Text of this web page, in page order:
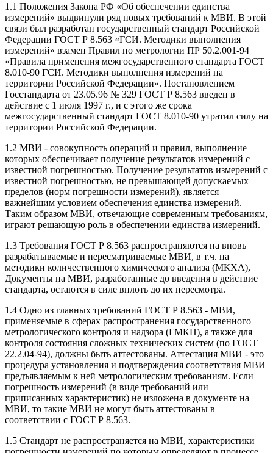
1.1 Положения Закона РФ «Об обеспечении единства
измерений» выдвинули ряд новых требований к МВИ. В этой
связи был разработан государственный стандарт Российской
Федерации ГОСТ Р 8.563 «ГСИ. Методики выполнения
измерений» взамен Правил по метрологии ПР 50.2.001-94
«Правила применения межгосударственного стандарта ГОСТ
8.010-90 ГСИ. Методики выполнения измерений на
территории Российской Федерации». Постановлением
Госстандарта от 23.05.96 № 329 ГОСТ Р 8.563 введен в
действие с 1 июля 1997 г., и с этого же срока
межгосударственный стандарт ГОСТ 8.010-90 утратил силу на
территории Российской Федерации.
1.2 МВИ - совокупность операций и правил, выполнение
которых обеспечивает получение результатов измерений с
известной погрешностью. Получение результатов измерений с
известной погрешностью, не превышающей допускаемых
пределов (норм погрешности измерений), является
важнейшим условием обеспечения единства измерений.
Таким образом МВИ, отвечающие современным требованиям,
играют решающую роль в обеспечении единства измерений.
1.3 Требования ГОСТ Р 8.563 распространяются на вновь
разрабатываемые и пересматриваемые МВИ, в т.ч. на
методики количественного химического анализа (МКХА),
Документы на МВИ, разработанные до введения в действие
стандарта, остаются в силе вплоть до их пересмотра.
1.4 Одно из главных требований ГОСТ Р 8.563 - МВИ,
применяемые в сферах распространения государственного
метрологического контроля и надзора (ГМКН), а также для
контроля состояния сложных технических систем (по ГОСТ
22.2.04-94), должны быть аттестованы. Аттестация МВИ - это
процедура установления и подтверждения соответствия МВИ
предъявляемым к ней метрологическим требованиям. Если
погрешность измерений (в виде требований или
приписанных характеристик) не изложена в документе на
MBИ, то такие МВИ не могут быть аттестованы в
соответствии с ГОСТ Р 8.563.
1.5 Стандарт не распространяется на МВИ, характеристики